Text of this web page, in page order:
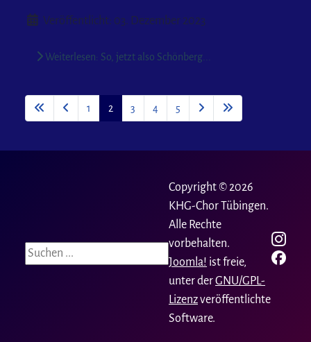
DetailsVeröffentlicht: 03. Dezember 2023
Weiterlesen: So, jetzt also Schönberg...
1 2 3 4 5
Suchen
Copyright © 2026
KHG-Chor Tübingen.
Alle Rechte
vorbehalten.
Joomla! ist freie,
unter derGNU/GPL-
Lizenzveröffentlichte
Software.